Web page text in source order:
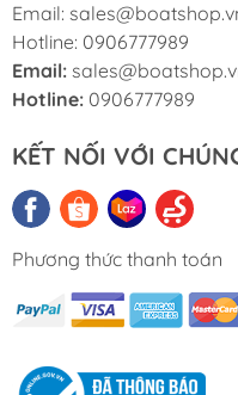
Email:
Hotline: 0906777989
Email:
Hotline: 0906777989
KẾT NỐI VỚI
Phương thức thanh toán